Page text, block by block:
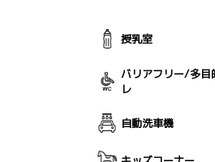
授乳室
バリアフリー/多目
レ
自動洗車機